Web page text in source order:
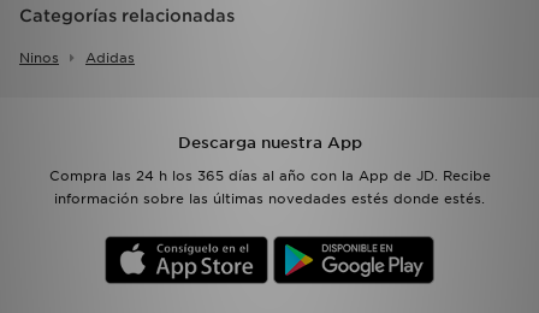
Categorías relacionadas
Ninos Adidas
Descarga nuestra App
Compra las 24 h los 365 días al año con la App de JD. Recibe
información sobre las últimas novedades estés donde estés.